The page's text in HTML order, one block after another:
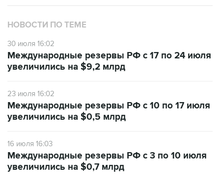
НОВОСТИ ПО ТЕМЕ
30 июля 16:02
Международные резервы РФ с 17 по 24 июля
увеличились на $9,2 млрд
23 июля 16:02
Международные резервы РФ с 10 по 17 июля
увеличились на $0,5 млрд
16 июля 16:03
Международные резервы РФ с 3 по 10 июля
увеличились на $0,7 млрд